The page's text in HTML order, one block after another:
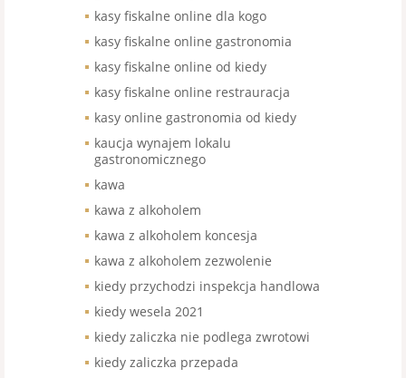
kasy fiskalne online dla kogo
kasy fiskalne online gastronomia
kasy fiskalne online od kiedy
kasy fiskalne online restrauracja
kasy online gastronomia od kiedy
kaucja wynajem lokalu
gastronomicznego
kawa
kawa z alkoholem
kawa z alkoholem koncesja
kawa z alkoholem zezwolenie
kiedy przychodzi inspekcja handlowa
kiedy wesela 2021
kiedy zaliczka nie podlega zwrotowi
kiedy zaliczka przepada